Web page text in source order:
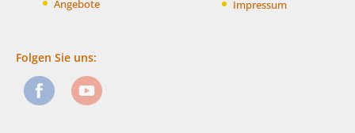
Angebote
Impressum
Folgen Sie uns: